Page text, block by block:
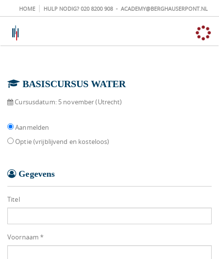
HOME HULP NODIG? 020 8200 908 - ACADEMY@BERGHAUSERPONT.NL
BASISCURSUS WATER
Cursusdatum: 5 november (Utrecht)
Aanmelden
Optie (vrijblijvend en kosteloos)
Gegevens
Titel
Voornaam *